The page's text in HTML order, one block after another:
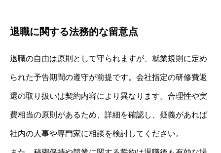
退職に関する法務的な留意点
退職の自由は原則として守られますが、就業規則に定め
られた予告期間の遵守が前提です。会社指定の研修費返
還の取り扱いは契約内容により異なります。合理性や実
費相当の原則があるため、詳細を確認し、疑義があれば
社内の人事や専門家に相談を検討してください。